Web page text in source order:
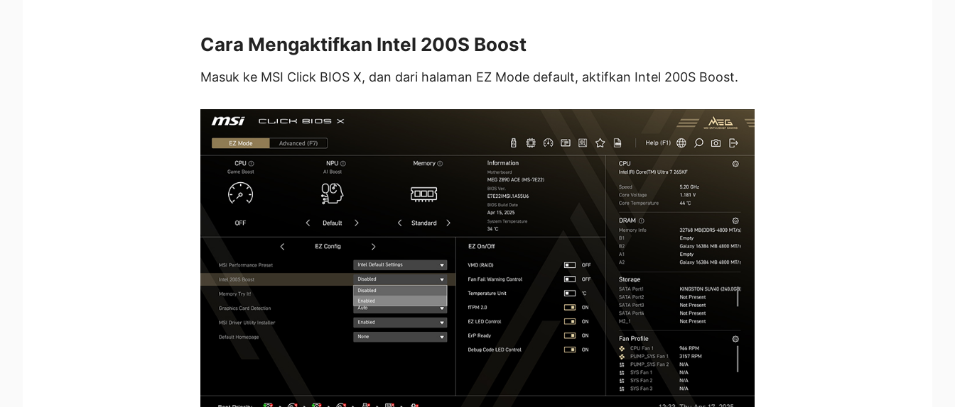
Cara Mengaktifkan Intel 200S Boost
Masuk ke MSI Click BIOS X, dan dari halaman EZ Mode default, aktifkan Intel 200S Boost.